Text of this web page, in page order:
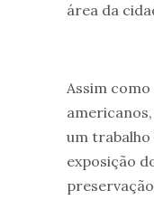
área da
Assim
um trabalho
exposição